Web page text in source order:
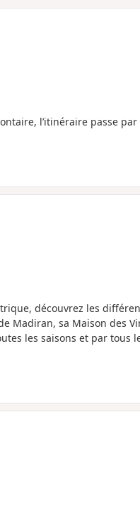
l’itinéraire passe par
découvrez les
Madiran, sa Maison des
les saisons et par tous